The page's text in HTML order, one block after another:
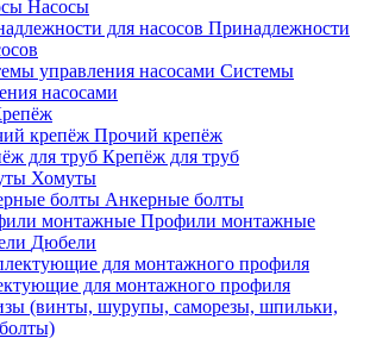
Насосы
Принадлежности
Системы
насосами
Прочий крепёж
Крепёж для труб
Хомуты
Анкерные болты
Профили монтажные
Дюбели
для монтажного профиля